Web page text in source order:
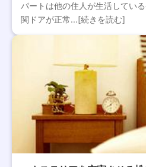
パートは他の住人が生活してい
関ドアが正常...[続きを読む]